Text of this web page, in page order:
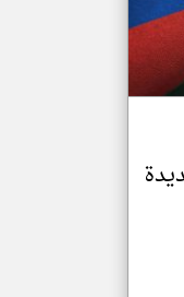
الدولة
على مدار الساعة
العاجلة والمباشرة